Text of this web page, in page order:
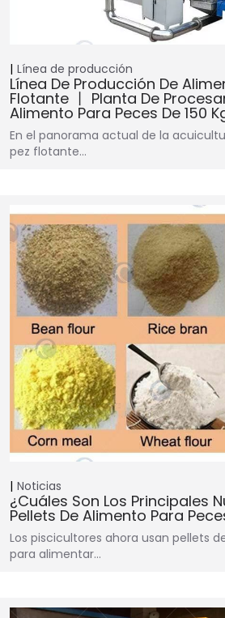
Línea de producción
Línea De Producción De
Flotante 丨 Planta De
Alimento Para Peces De 150
En el panorama actual de la
pez flotante…
Noticias
¿Cuáles Son Los Principales
Pellets De Alimento Para
Los piscicultores ahora usan pellets
para alimentar…